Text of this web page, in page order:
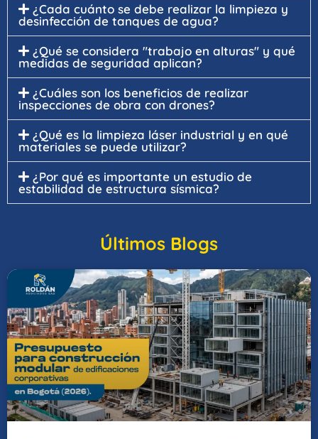
¿Cada cuánto se debe realizar la limpieza y
desinfección de tanques de agua?
¿Qué se considera "trabajo en alturas" y qué
medidas de seguridad aplican?
¿Cuáles son los beneficios de realizar
inspecciones de obra con drones?
¿Qué es la limpieza láser industrial y en qué
materiales se puede utilizar?
¿Por qué es importante un estudio de
estabilidad de estructura sísmica?
Últimos Blogs